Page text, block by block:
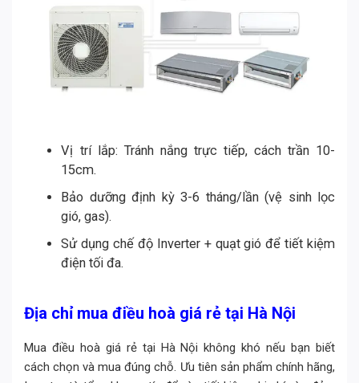
Vị trí lắp: Tránh nắng trực tiếp, cách trần 10-
15cm.
Bảo dưỡng định kỳ 3-6 tháng/lần (vệ sinh lọc
gió, gas).
Sử dụng chế độ Inverter + quạt gió để tiết kiệm
điện tối đa.
Địa chỉ mua điều hoà giá rẻ tại Hà Nội
Mua điều hoà giá rẻ tại Hà Nội không khó nếu bạn biết
cách chọn và mua đúng chỗ. Ưu tiên sản phẩm chính hãng,